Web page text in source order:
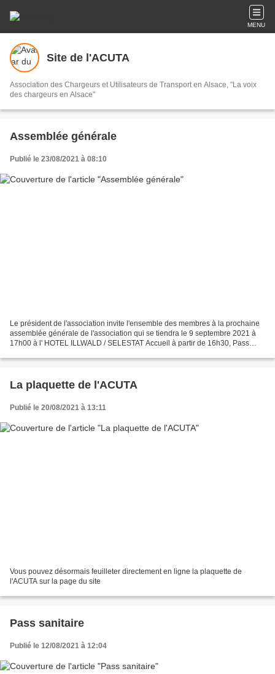
MENU
Site de l'ACUTA
Association des Chargeurs et Utilisateurs de Transport en Alsace, "La voix
des chargeurs en Alsace"
Assemblée générale
Publié le 23/08/2021 à 08:10
Le président de l'association invite l'ensemble des membres à la prochaine
assemblée générale de l'association qui se tiendra le 9 septembre 2021 à
17h00 à l' HOTEL ILLWALD / SELESTAT Accueil à partir de 16h30, Pass
La plaquette de l'ACUTA
Publié le 20/08/2021 à 13:11
Vous pouvez désormais feuilleter directement en ligne la plaquette de
l'ACUTA sur la page du site
Pass sanitaire
Publié le 12/08/2021 à 12:04